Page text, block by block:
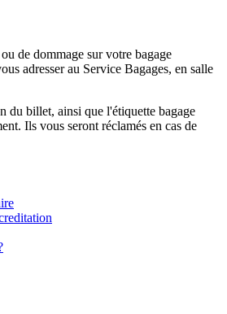
de dommage sur votre bagage
adresser au Service Bagages, en salle
du billet, ainsi que l'étiquette bagage
Ils vous seront réclamés en cas de